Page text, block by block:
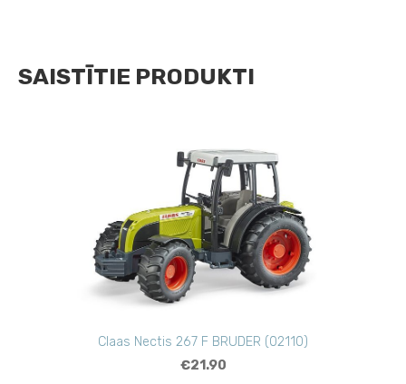
SAISTĪTIE PRODUKTI
Claas Nectis 267 F BRUDER (02110)
€21.90